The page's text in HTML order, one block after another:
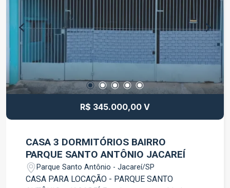
R$ 345.000,00 V
CASA 3 DORMITÓRIOS BAIRRO
PARQUE SANTO ANTÔNIO JACAREÍ
Parque Santo Antônio - Jacareí/SP
CASA PARA LOCAÇÃO - PARQUE SANTO